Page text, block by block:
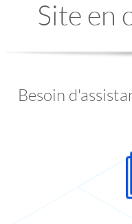
Site en
Besoin